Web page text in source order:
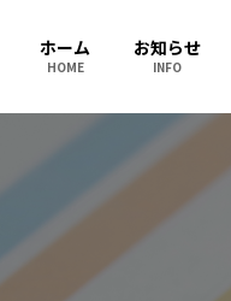
ホーム
HOME
お知らせ
INFO